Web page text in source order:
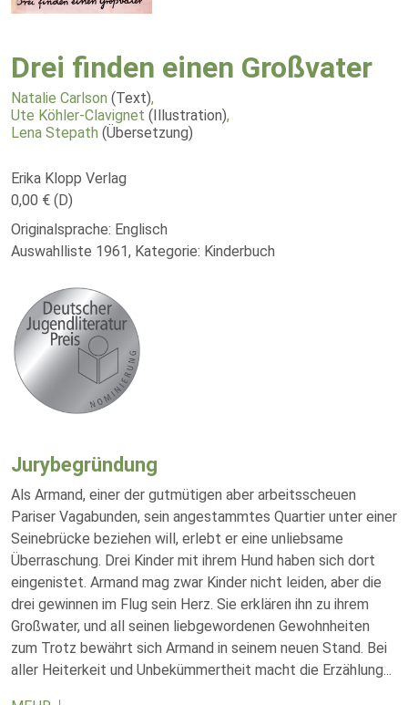
Drei finden einen Großvater
Natalie Carlson (Text),
Ute Köhler-Clavignet (Illustration),
Lena Stepath (Übersetzung)
Erika Klopp Verlag
0,00 € (D)
Originalsprache: Englisch
Auswahlliste 1961, Kategorie: Kinderbuch
Jurybegründung
Als Armand, einer der gutmütigen aber arbeitsscheuen
Pariser Vagabunden, sein angestammtes Quartier unter einer
Seinebrücke beziehen will, erlebt er eine unliebsame
Überraschung. Drei Kinder mit ihrem Hund haben sich dort
eingenistet. Armand mag zwar Kinder nicht leiden, aber die
drei gewinnen im Flug sein Herz. Sie erklären ihn zu ihrem
Großwater, und all seinen liebgewordenen Gewohnheiten
zum Trotz bewährt sich Armand in seinem neuen Stand. Bei
aller Heiterkeit und Unbekümmertheit macht die Erzählung...